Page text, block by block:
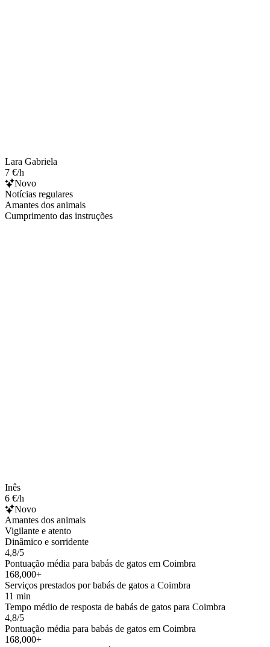
Lara Gabriela
7 €/h
Novo
Notícias regulares
Amantes dos animais
Cumprimento das instruções
Inês
6 €/h
Novo
Amantes dos animais
Vigilante e atento
Dinâmico e sorridente
4,8/5
Pontuação média para babás de gatos em Coimbra
168,000+
Serviços prestados por babás de gatos a Coimbra
11 min
Tempo médio de resposta de babás de gatos para Coimbra
4,8/5
Pontuação média para babás de gatos em Coimbra
168,000+